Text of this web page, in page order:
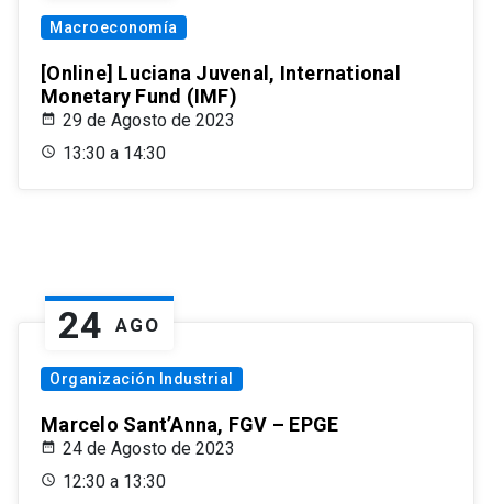
Macroeconomía
[Online] Luciana Juvenal, International
Monetary Fund (IMF)
29 de Agosto de 2023
13:30 a 14:30
24 AGO
Organización Industrial
Marcelo Sant’Anna, FGV – EPGE
24 de Agosto de 2023
12:30 a 13:30